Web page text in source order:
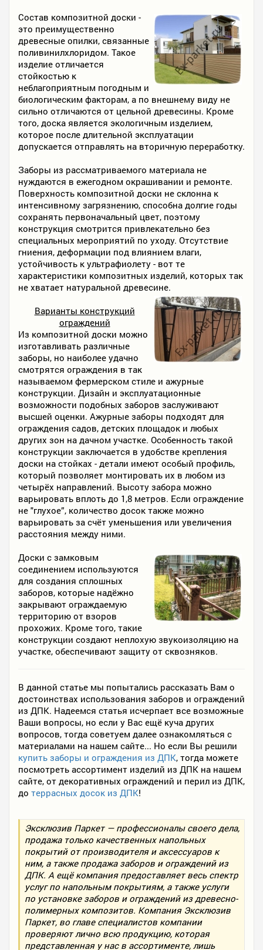
Состав композитной доски -
это преимущественно
древесные опилки, связанные
поливинилхлоридом. Такое
изделие отличается
стойкостью к
неблагоприятным погодным и
биологическим факторам, а по внешнему виду не
сильно отличаются от цельной древесины. Кроме
того, доска является экологичным изделием,
которое после длительной эксплуатации
допускается отправлять на вторичную переработку.
Заборы из рассматриваемого материала не
нуждаются в ежегодном окрашивании и ремонте.
Поверхность композитной доски не склонна к
интенсивному загрязнению, способна долгие годы
сохранять первоначальный цвет, поэтому
конструкция смотрится привлекательно без
специальных мероприятий по уходу. Отсутствие
гниения, деформации под влиянием влаги,
устойчивость к ультрафиолету - вот те
характеристики композитных изделий, которых так
не хватает натуральной древесине.
Варианты конструкций
ограждений
Из композитной доски можно
изготавливать различные
заборы, но наиболее удачно
смотрятся ограждения в так
называемом фермерском стиле и ажурные
конструкции. Дизайн и эксплуатационные
возможности подобных заборов заслуживают
высшей оценки. Ажурные заборы подходят для
ограждения садов, детских площадок и любых
других зон на дачном участке. Особенность такой
конструкции заключается в удобстве крепления
доски на стойках - детали имеют особый профиль,
который позволяет монтировать их в любом из
четырёх направлений. Высоту забора можно
варьировать вплоть до 1,8 метров. Если ограждение
не "глухое”, количество досок также можно
варьировать за счёт уменьшения или увеличения
расстояния между ними.
Доски с замковым
соединением используются
для создания сплошных
заборов, которые надёжно
закрывают ограждаемую
территорию от взоров
прохожих. Кроме того, такие
конструкции создают неплохую звукоизоляцию на
участке, обеспечивают защиту от сквозняков.
В данной статье мы попытались рассказать Вам о
достоинствах использования заборов и ограждений
из ДПК. Надеемся статья исчерпает все возможные
Ваши вопросы, но если у Вас ещё куча других
вопросов, тогда советуем далее ознакомляться с
материалами на нашем сайте... Но если Вы решили
купить заборы и ограждения из ДПК, тогда можете
посмотреть ассортимент изделий из ДПК на нашем
сайте, от декоративных ограждений и перил из ДПК,
до террасных досок из ДПК!
Эксклюзив Паркет — профессионалы своего дела,
продажа только качественных напольных
покрытий от производителя и аксессуаров к
ним, а также продажа заборов и ограждений из
ДПК. А ещё компания предоставляет весь спектр
услуг по напольным покрытиям, а также услуги
по установке заборов и ограждений из древесно-
полимерных композитов. Компания Эксклюзив
Паркет, во главе специалистов компании
проверяют лично всю продукцию, которая
представленная у нас в ассортименте, лишь